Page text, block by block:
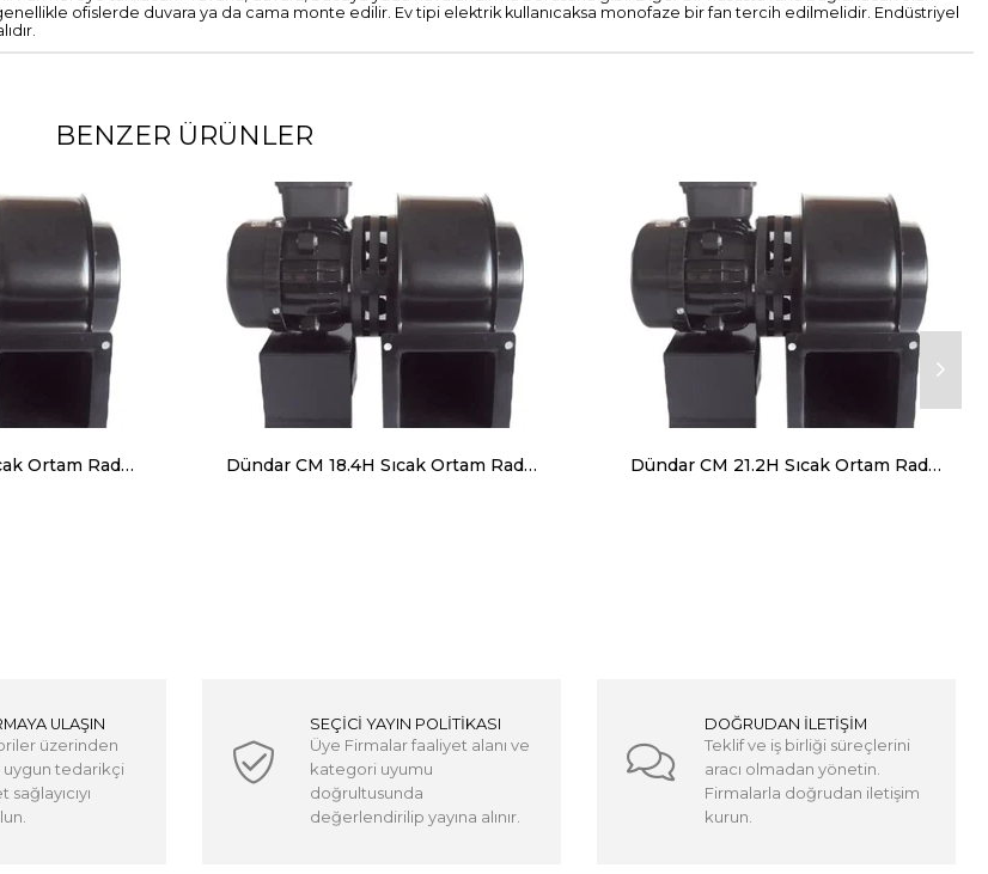
ofislerde duvara ya da cama monte edilir. Ev tipi elektrik kullanıcaksa monofaze bir fan tercih edilmelidir. Endüstriyel
BENZER ÜRÜNLER
Dündar CM 18.2H Sıcak Ortam Radyal Salyangoz Fan (Monofaze) 120 Derece 1625 m³ 2650 RPM Dündar CM 18.4H Sıcak Ortam Radyal Salyangoz Fan (Monofaze) 120 Derece 1000 m³ 1430 RPM Dündar CM 21.2H Sıcak Ortam Radyal Salyangoz Fan (Monofaze) 120 Derece 2500 m³ 2700 RPM
ULAŞIN
üzerinden
uygun tedarikçi
SEÇİCİ YAYIN POLİTİKASI
Üye Firmalar faaliyet alanı ve
kategori uyumu
doğrultusunda
değerlendirilip yayına alınır.
DOĞRUDAN İLETİŞİM
Teklif ve iş birliği süreçlerini
aracı olmadan yönetin.
Firmalarla doğrudan iletişim
kurun.